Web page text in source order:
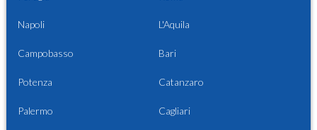
Napoli L'Aquila
Campobasso Bari
Potenza Catanzaro
Palermo Cagliari